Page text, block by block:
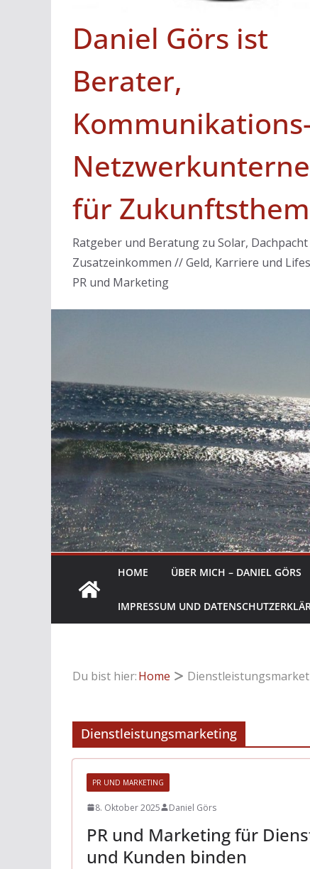
Daniel Görs ist
Berater,
für
Ratgeber und Beratung zu Solar,
Zusatzeinkommen // Geld, Karriere und
PR und Marketing
HOME ÜBER MICH – DANIEL GÖRS
IMPRESSUM UND
Du bist hier:Home
Dienstleistungsmarketing
PR UND MARKETING
8. Oktober 2025 Daniel Görs
PR und Marketing für
und Kunden binden